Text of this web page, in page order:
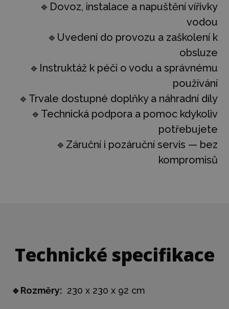
🔹Dovoz, instalace a napuštění vířivky
vodou
🔹Uvedení do provozu a zaškolení k
obsluze
🔹Instruktáž k péči o vodu a správnému
používání
🔹Trvale dostupné doplňky a náhradní díly
🔹Technická podpora a pomoc kdykoliv
potřebujete
🔹Záruční i pozáruční servis — bez
kompromisů
Technické specifikace
🔹Rozměry: 230 x 230 x 92 cm